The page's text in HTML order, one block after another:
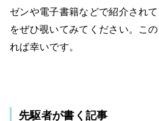
ゼンや電子書籍などで紹介され
をぜひ覗いてみてください。こ
れば幸いです。
先駆者が書く記事